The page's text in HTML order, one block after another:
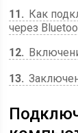
11
Как
через
12
13